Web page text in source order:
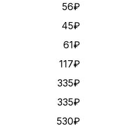
56₽
45₽
61₽
117₽
335₽
335₽
530₽